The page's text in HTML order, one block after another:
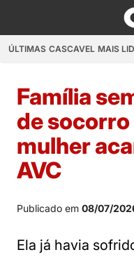
ÚLTIMAS CASCAVEL MAIS
Família
de
mulher
AVC
Publicado em 08/07/
Ela já havia